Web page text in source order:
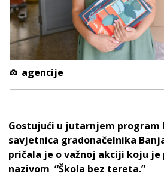
agencije
Gostujući u jutarnjem program
savjetnica gradonačelnika
pričala je o važnoj akciji koju je
nazivom “Škola bez tereta.”